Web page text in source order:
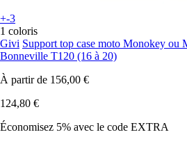
+-3
1 coloris
Givi Support top case moto Monokey ou
Bonneville T120 (16 à 20)
À partir de 156,00 €
124,80 €
Économisez 5% avec le code EXTRA